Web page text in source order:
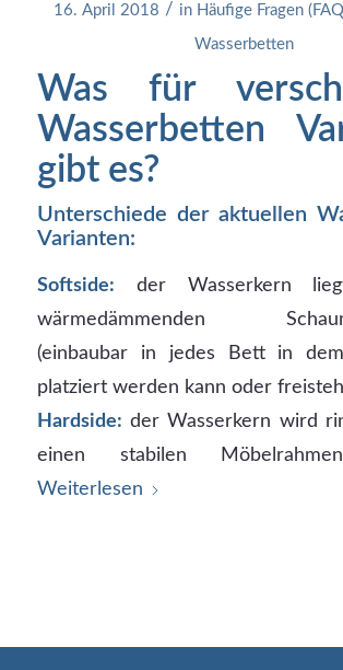
16. April 2018 / in Häufige Fragen
Wasserbetten
Was für
Wasserbetten
gibt es?
Unterschiede der aktuellen
Varianten:
Softside: der Wasserkern
wärmedämmenden
(einbaubar in jedes Bett in
platziert werden kann oder
Hardside: der Wasserkern wird
einen stabilen
Weiterlesen